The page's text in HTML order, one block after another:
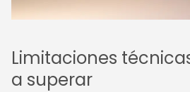
Limitaciones
a superar